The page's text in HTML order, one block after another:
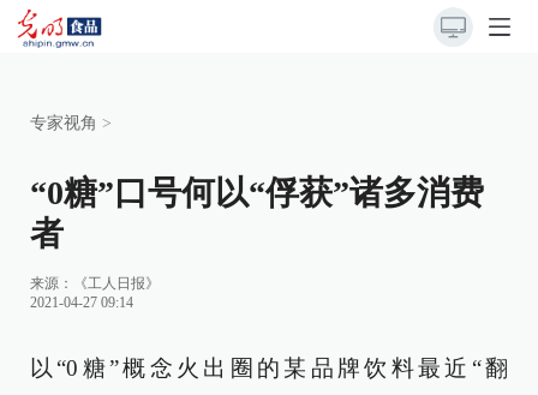
专家视角 >
“0糖”口号何以“俘获”诸多消费
者
来源：
《工人日报》
2021-04-27 09:14
以“0糖”概念火出圈的某品牌饮料最近“翻